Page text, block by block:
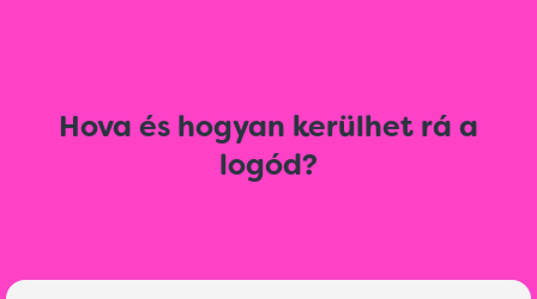
Hova és hogyan kerülhet rá a
logód?